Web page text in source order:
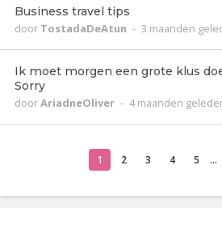
Business travel tips
door TostadaDeAtun - 3 maanden
Ik moet morgen een grote klus
Sorry
doorAriadneOliver - 4 maanden
1 2 3 4 5 ...